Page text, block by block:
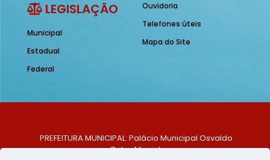
LEGISLAÇÃO
Municipal
Estadual
Federal
Ouvidoria
Telefones úteis
Mapa do Site
PREFEITURA MUNICIPAL: Palácio Municipal Osvaldo
Celso Maciel